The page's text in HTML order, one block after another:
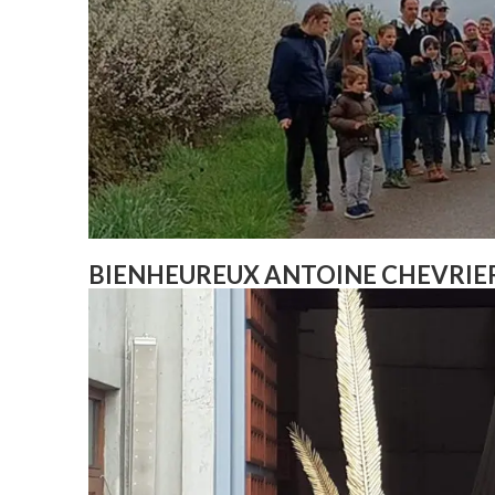
BIENHEUREUX ANTOINE